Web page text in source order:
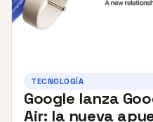
TECNOLOGÍA
Google lanza
Air: la nueva